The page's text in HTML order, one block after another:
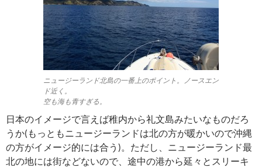
ニュージーランド北島の一番上のポイント。ノースエン
ド近く。
空も海も青すぎる。
日本のイメージで言えば稚内から礼文島みたいなものだろ
うか(もっともニュージーランドは北の方が暖かいので沖縄
の方がイメージ的には合う)。ただし、ニュージーランド最
北の地には街などないので、途中の港から延々とスリーキ